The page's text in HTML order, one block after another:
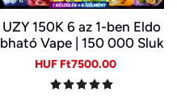
UZY 150K 6 az 1-ben Eldo
bható Vape | 150 000 Sluk
k | 10 Ízkombináció | LED K
ijelző | Type-C Újratölthet
ő E-cigi
Sale
HUF Ft7500.00